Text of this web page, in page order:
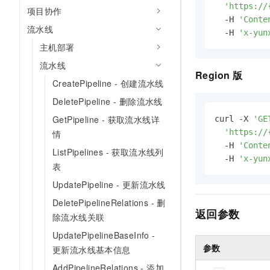
项目协作
流水线
主机部署
流水线
CreatePipeline - 创建流水线
DeletePipeline - 删除流水线
GetPipeline - 获取流水线详
情
ListPipelines - 获取流水线列
表
UpdatePipeline - 更新流水线
DeletePipelineRelations - 删
除流水线关联
UpdatePipelineBaseInfo -
更新流水线基本信息
AddPipelineRelations - 添加
'https://
  -H
  -H
'x-
Region 版
curl -X
'https://
  -H
  -H
'x-
返回参数
参数